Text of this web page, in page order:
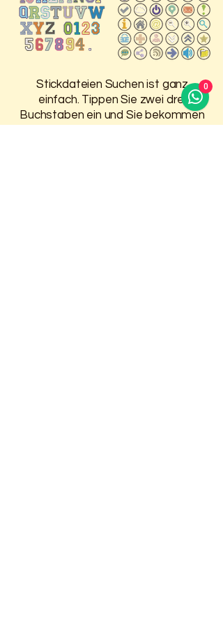
Ihre Liebe zum Radfahren
in jedem Stich
durchscheinen.
Stickdateien Suchen ist ganz
einfach. Tippen Sie zwei drei
Buchstaben ein und Sie bekommen
0